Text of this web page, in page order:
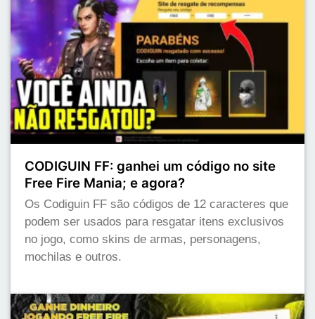
CODIGUIN FF: ganhei um código no site
Free Fire Mania; e agora?
Os Codiguin FF são códigos de 12 caracteres que
podem ser usados para resgatar itens exclusivos
no jogo, como skins de armas, personagens,
mochilas e outros.